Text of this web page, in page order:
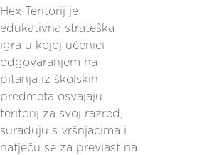
Hex Teritorij je
edukativna strateška
igra u kojoj učenici
odgovaranjem na
pitanja iz školskih
predmeta osvajaju
teritorij za svoj razred,
surađuju s vršnjacima i
natječu se za prevlast na